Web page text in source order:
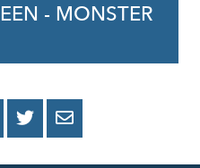
- MONSTER
PARTAGER
PARTAGER
PARTAGER